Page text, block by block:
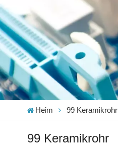
Heim 99 Keramikrohr
99 Keramikrohr